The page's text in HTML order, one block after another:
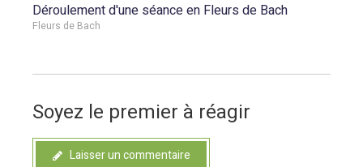
Déroulement d'une séance en Fleurs de Bach
Fleurs de Bach
Soyez le premier à réagir
Laisser un commentaire